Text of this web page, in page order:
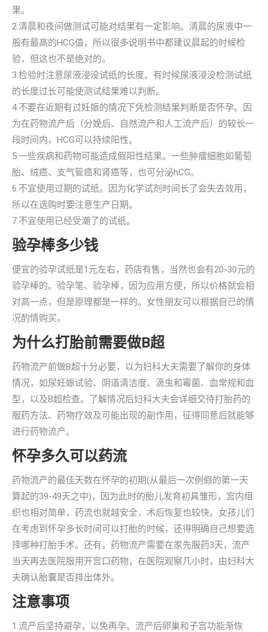
果。
2.清晨和夜间做测试可能对结果有一定影响。清晨的尿液中一
般有最高的HCG值，所以很多说明书中都建议晨起的时候检
验，但这也不是绝对的。
3.检验时注意尿液浸没试纸的长度。有时候尿液浸没检测试纸
的长度过长可能使测试结果难以判断。
4.不要在近期有过妊娠的情况下凭检测结果判断是否怀孕。因
为在药物流产后（分娩后、自然流产和人工流产后）的较长一
段时间内，HCG可以持续阳性。
5.一些疾病和药物可能造成假阳性结果。一些肿瘤细胞如葡萄
胎、绒癌、支气管癌和肾癌等，也可分泌hCG。
6.不宜使用过期的试纸。因为化学试剂时间长了会失去效用，
所以在选购时要注意生产日期。
7.不宜使用已经受潮了的试纸。
验孕棒多少钱
便宜的验孕试纸是1元左右，药店有售，当然也会有20-30元的
验孕棒的。验孕笔、验孕棒，因为应用方便，所以价格就会相
对高一点，但是原理都是一样的。女性朋友可以根据自己的情
况酌情购买。
为什么打胎前需要做B超
药物流产前做B超十分必要，以为妇科大夫需要了解你的身体
情况，如尿妊娠试验、阴道清洁度、滴虫和霉菌、血常规和血
型，以及B超检查。了解情况后妇科大夫会详细交待打胎药的
服药方法、药物疗效及可能出现的副作用，征得同意后就能够
进行药物流产。
怀孕多久可以药流
药物流产的最佳天数在怀孕的初期(从最后一次例假的第一天
算起的39-49天之中)，因为此时的胎儿发育初具雏形，宫内组
织也相对简单，药流也就越安全，术后恢复也较快。女孩儿们
在考虑到怀孕多长时间可以打胎的时候，还得明确自己想要选
择哪种打胎手术。还有，药物流产需要在家先服药3天，流产
当天再去医院服用开宫口药物，在医院观察几小时，由妇科大
夫确认胎囊是否排出体外。
注意事项
1.流产后坚持避孕，以免再孕。流产后卵巢和子宫功能渐恢